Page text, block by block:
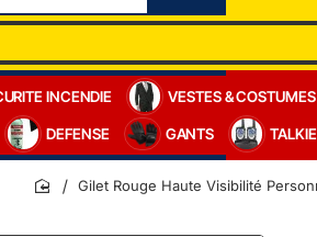
INCENDIE VESTES & COSTUMES
DEFENSE GANTS
Gilet Rouge Haute Visibilité